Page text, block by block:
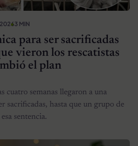
3 MIN
para ser sacrificadas
vieron los rescatistas
el plan
cuatro semanas llegaron a una
sacrificadas, hasta que un grupo de
sentencia.